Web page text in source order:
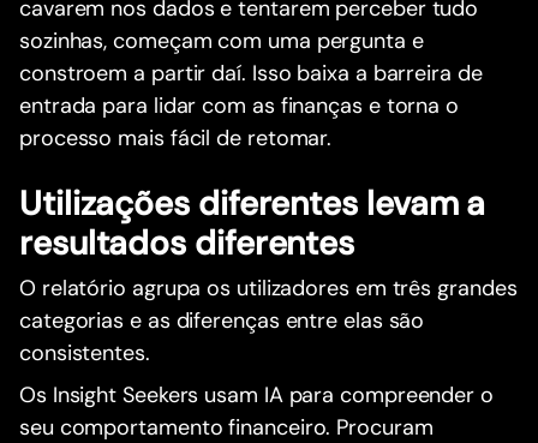
cavarem nos dados e tentarem perceber tudo
sozinhas, começam com uma pergunta e
constroem a partir daí. Isso baixa a barreira de
entrada para lidar com as finanças e torna o
processo mais fácil de retomar.
Utilizações diferentes levam a
resultados diferentes
O relatório agrupa os utilizadores em três grandes
categorias e as diferenças entre elas são
consistentes.
Os Insight Seekers usam IA para compreender o
seu comportamento financeiro. Procuram